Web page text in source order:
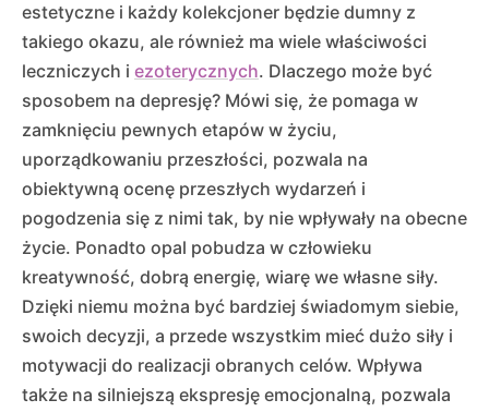
estetyczne i każdy kolekcjoner będzie dumny z
takiego okazu, ale również ma wiele właściwości
leczniczych i ezoterycznych. Dlaczego może być
sposobem na depresję? Mówi się, że pomaga w
zamknięciu pewnych etapów w życiu,
uporządkowaniu przeszłości, pozwala na
obiektywną ocenę przeszłych wydarzeń i
pogodzenia się z nimi tak, by nie wpływały na obecne
życie. Ponadto opal pobudza w człowieku
kreatywność, dobrą energię, wiarę we własne siły.
Dzięki niemu można być bardziej świadomym siebie,
swoich decyzji, a przede wszystkim mieć dużo siły i
motywacji do realizacji obranych celów. Wpływa
także na silniejszą ekspresję emocjonalną, pozwala